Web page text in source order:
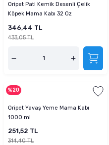
Oripet Pati Kemik Desenli Çelik
Köpek Mama Kabı 32 Oz
346,44 TL
433,05 TL
%20
Oripet Yavaş Yeme Mama Kabı
1000 ml
251,52 TL
314,40 TL